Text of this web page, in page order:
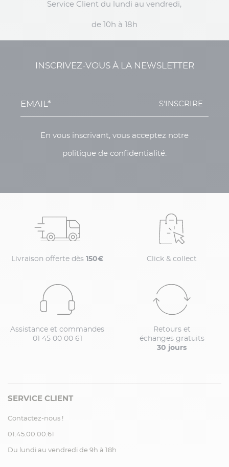
Service Client du lundi au vendredi,
de 10h à 18h
INSCRIVEZ-VOUS À LA NEWSLETTER
S'INSCRIRE
En vous inscrivant, vous acceptez notre
politique de confidentialité.
Livraison offerte dès 150€ Click & collect
Assistance et commandes
01 45 00 00 61
Retours et
échanges gratuits
30 jours
SERVICE CLIENT
Contactez-nous !
01.45.00.00.61
Du lundi au vendredi de 9h à 18h